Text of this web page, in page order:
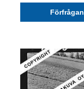
Förfrågan